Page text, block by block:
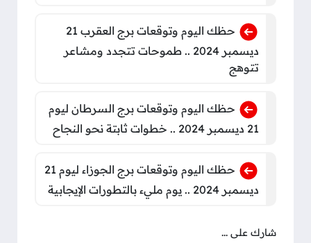
حظك اليوم وتوقعات برج العقرب 21
ديسمبر 2024 .. طموحات تتجدد ومشاعر
تتوهج
حظك اليوم وتوقعات برج السرطان ليوم
21 ديسمبر 2024 .. خطوات ثابتة نحو النجاح
حظك اليوم وتوقعات برج الجوزاء ليوم 21
ديسمبر 2024 .. يوم مليء بالتطورات الإيجابية
شارك على ...